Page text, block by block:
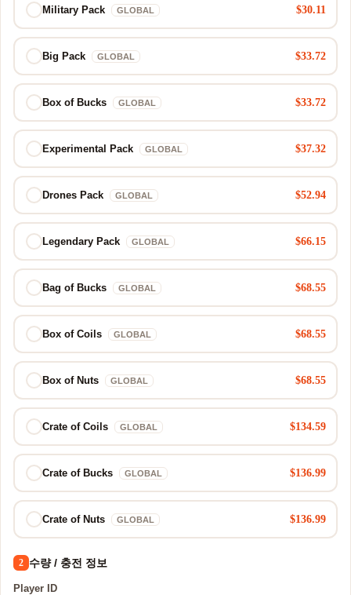
Military Pack GLOBAL $30.11
Big Pack GLOBAL $33.72
Box of Bucks GLOBAL $33.72
Experimental Pack GLOBAL $37.32
Drones Pack GLOBAL $52.94
Legendary Pack GLOBAL $66.15
Bag of Bucks GLOBAL $68.55
Box of Coils GLOBAL $68.55
Box of Nuts GLOBAL $68.55
Crate of Coils GLOBAL $134.59
Crate of Bucks GLOBAL $136.99
Crate of Nuts GLOBAL $136.99
2 수량 / 충전 정보
Player ID